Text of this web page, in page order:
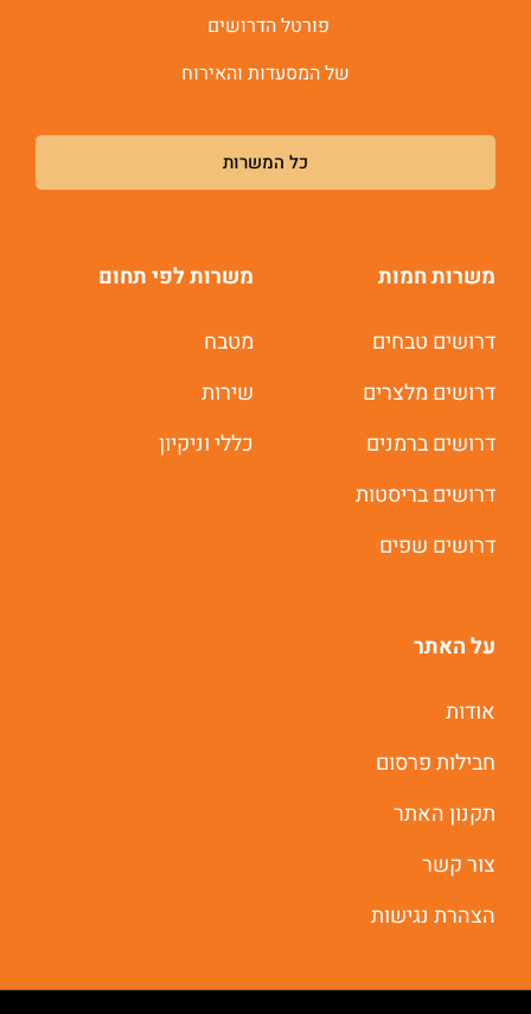
פורטל הדרושים
של המסעדות והאירוח
כל המשרות
משרות חמות
דרושים טבחים
דרושים מלצרים
דרושים ברמנים
דרושים בריסטות
דרושים שפים
משרות לפי תחום
מטבח
שירות
כללי וניקיון
על האתר
אודות
חבילות פרסום
תקנון האתר
צור קשר
הצהרת נגישות